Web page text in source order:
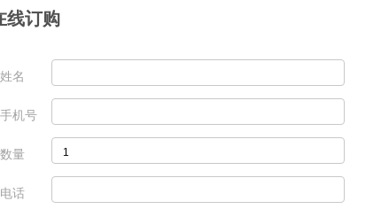
线订购
姓名
手机号
数量
电话